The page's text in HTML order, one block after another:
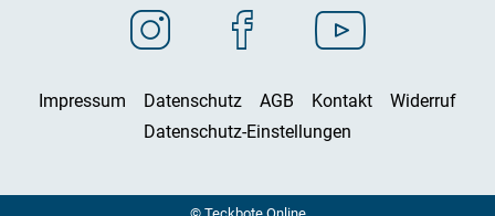
Impressum Datenschutz AGB Kontakt
Widerruf
Datenschutz-Einstellungen